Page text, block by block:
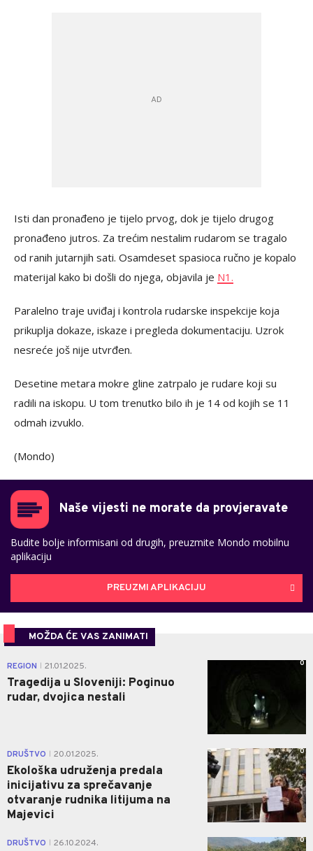
Isti dan pronađeno je tijelo prvog, dok je tijelo drugog
pronađeno jutros. Za trećim nestalim rudarom se tragalo
od ranih jutarnjih sati. Osamdeset spasioca ručno je kopalo
materijal kako bi došli do njega, objavila je N1.
Paralelno traje uviđaj i kontrola rudarske inspekcije koja
prikuplja dokaze, iskaze i pregleda dokumentaciju. Uzrok
nesreće još nije utvrđen.
Desetine metara mokre gline zatrpalo je rudare koji su
radili na iskopu. U tom trenutko bilo ih je 14 od kojih se 11
odmah izvuklo.
(Mondo)
Naše vijesti ne morate da provjeravate
Budite bolje informisani od drugih, preuzmite Mondo mobilnu
aplikaciju
PREUZMI APLIKACIJU
MOŽDA ĆE VAS ZANIMATI
REGION 21.01.2025.
Tragedija u Sloveniji: Poginuo
rudar, dvojica nestali
0
DRUŠTVO 20.01.2025.
Ekološka udruženja predala
inicijativu za sprečavanje
otvaranje rudnika litijuma na
Majevici
0
DRUŠTVO 26.10.2024. 0